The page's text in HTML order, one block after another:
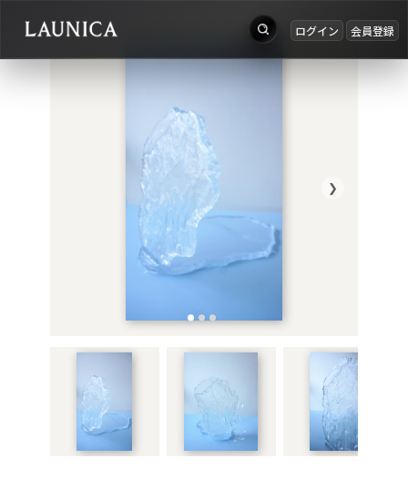
ログイン 会員登録
作品＋アーティスト
例：作品名 / アーティスト名 / @ユーザー名 / タグ
お知らせ
ログイン
会員登録 ❯